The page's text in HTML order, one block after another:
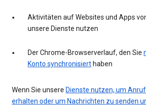
Aktivitäten auf Websites und Apps
unsere Dienste nutzen
Der Chrome-Browserverlauf, den Sie
Konto synchronisiert haben
Wenn Sie unsere Dienste nutzen, um
erhalten oder um Nachrichten zu senden